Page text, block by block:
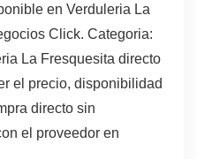
en Verduleria La
Click. Categoria:
La Fresquesita directo
el precio, disponibilidad
directo sin
el proveedor en